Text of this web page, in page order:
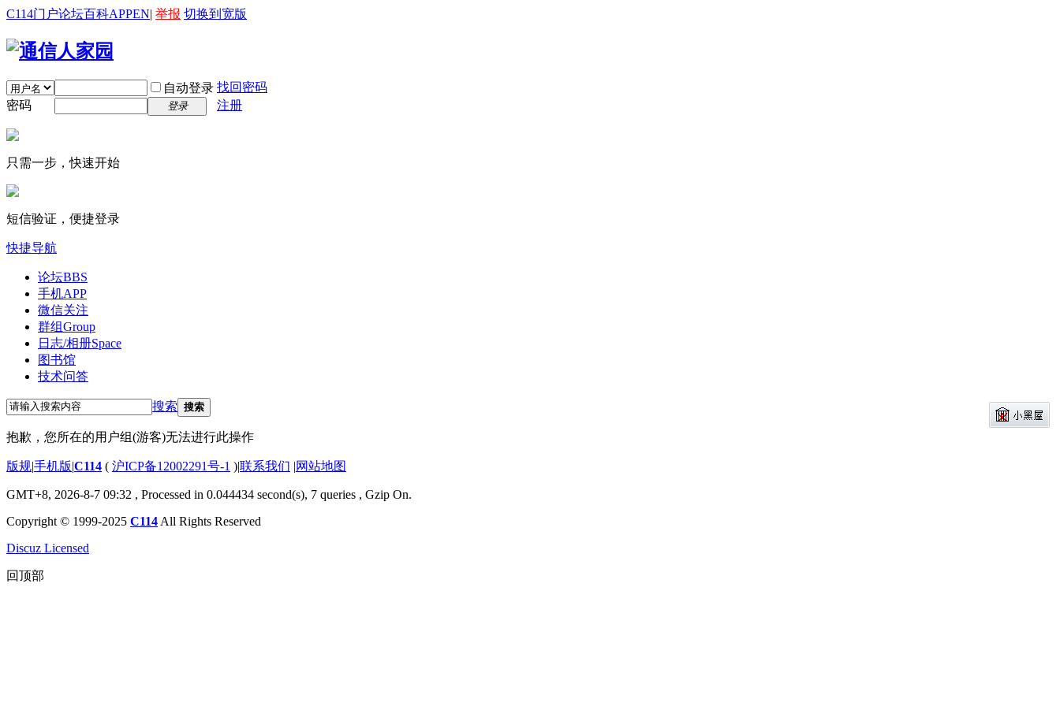
C114门户论坛百科APPEN| 举报 切换到宽版
自动登录 找回密码
密码
登录 注册
只需一步，快速开始
短信验证，便捷登录
快捷导航
论坛BBS
手机APP
微信关注
群组Group
日志/相册Space
图书馆
技术问答
搜索 搜索
抱歉，您所在的用户组(游客)无法进行此操作
版规|手机版|C114 ( 沪ICP备12002291号-1 )|联系我们 |网站地图
GMT+8, 2026-8-7 09:32 , Processed in 0.044434 second(s), 7 queries , Gzip On.
Copyright © 1999-2025 C114 All Rights Reserved
Discuz Licensed
回顶部